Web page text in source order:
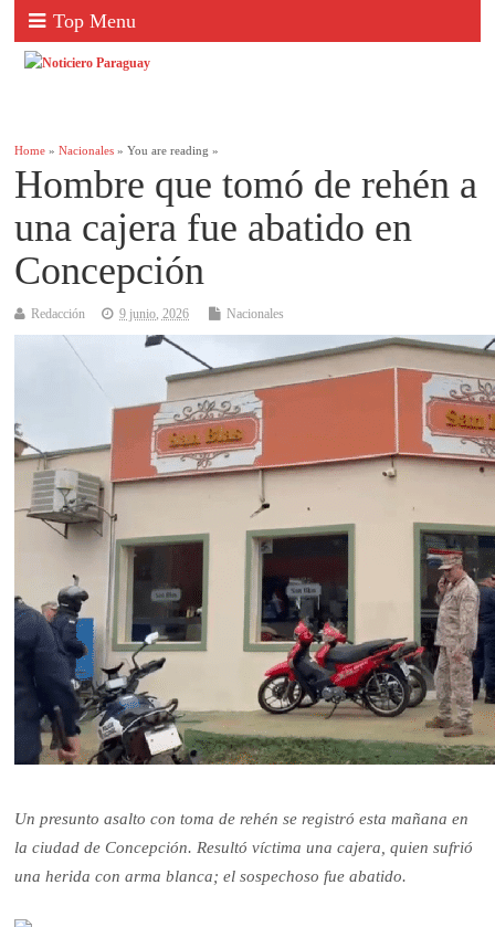
Top Menu
Home »Nacionales » You are reading »
Hombre que tomó de rehén a
una cajera fue abatido en
Concepción
Redacción 9 junio, 2026 Nacionales
Un presunto asalto con toma de rehén se registró esta mañana en
la ciudad de Concepción. Resultó víctima una cajera, quien sufrió
una herida con arma blanca; el sospechoso fue abatido.